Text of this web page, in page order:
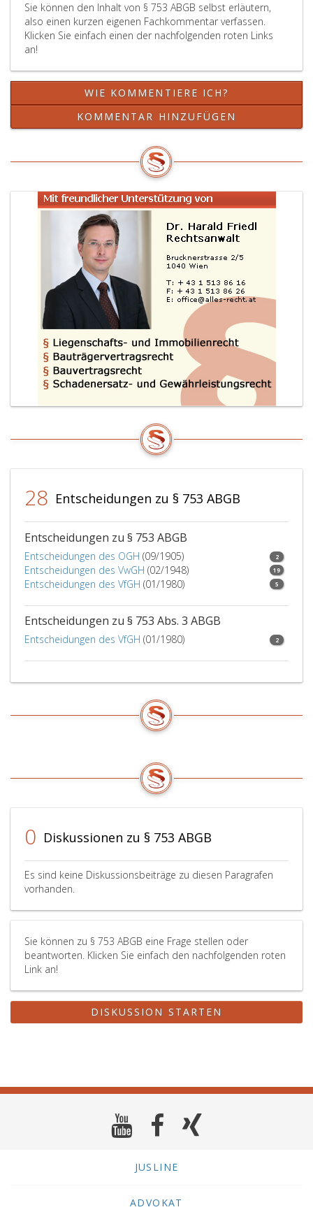
(Paragraph
781,)
anrechnen
es
sei
denn,
dass
der
Verstorbene
die
Schenkung
aus
Einkünften
ohne
Schmälerung
Stammvermögens
gemacht
oder
den
Erlass
dieser
Anrechnung
letztwillig
verfügt
oder
mit
dem
Geschenknehmer
hat.
Vertrag
seine
Aufhebung
bedürfen
der
Schriftform.
Sie können den Inhalt von § 753 ABGB selbst erläutern,
also einen kurzen eigenen Fachkommentar verfassen.
Klicken Sie einfach einen der nachfolgenden roten Links
an!
WIE KOMMENTIERE ICH?
KOMMENTAR HINZUFÜGEN
28 Entscheidungen zu § 753 ABGB
Entscheidungen zu § 753 ABGB
Entscheidungen des OGH (09/1905) 2
Entscheidungen des VwGH (02/1948) 19
Entscheidungen des VfGH (01/1980) 5
Entscheidungen zu § 753 Abs. 3 ABGB
Entscheidungen des VfGH (01/1980) 2
0 Diskussionen zu § 753 ABGB
Es sind keine Diskussionsbeiträge zu diesen Paragrafen
vorhanden.
Sie können zu § 753 ABGB eine Frage stellen oder
beantworten. Klicken Sie einfach den nachfolgenden roten
Link an!
DISKUSSION STARTEN
JUSLINE
ADVOKAT